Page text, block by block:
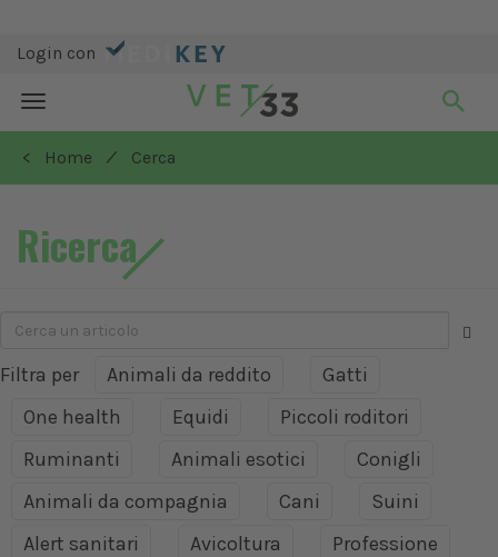
Login con
Toggle
navigation
< Home
/ Cerca
Ricerca
Filtra per Animali da reddito
Gatti
One health
Equidi
Piccoli roditori
Ruminanti
Animali esotici
Conigli
Animali da compagnia
Cani
Suini
Alert sanitari
Avicoltura
Professione